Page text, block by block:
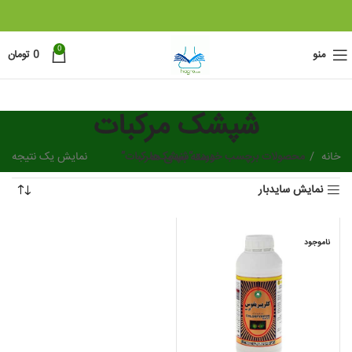
منو 0
0 تومان
شپشک مرکبات
دسته بندی ها خانه محصولات برچسب خورده “شپشک مرکبات”
نمایش یک نتیجه
نمایش سایدبار
ناموجود